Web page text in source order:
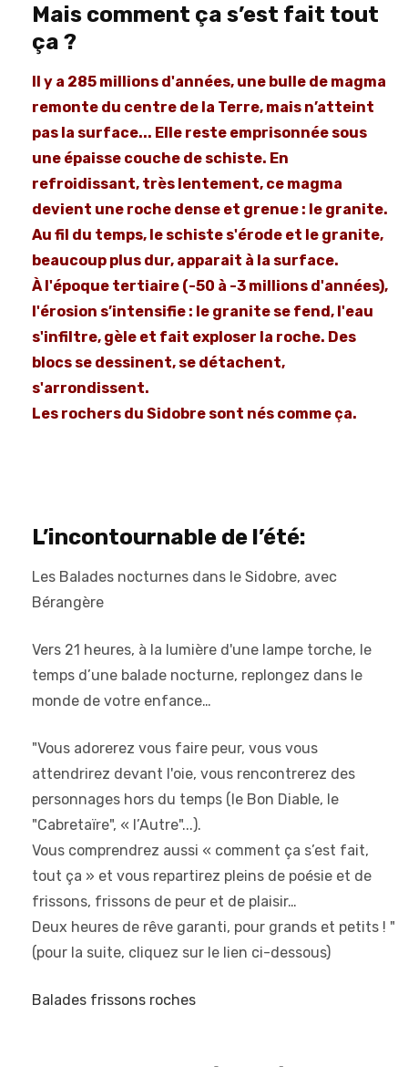
Mais comment ça s’est fait tout
ça ?
Il y a 285 millions d'années, une bulle de magma
remonte du centre de la Terre, mais n’atteint
pas la surface... Elle reste emprisonnée sous
une épaisse couche de schiste. En
refroidissant, très lentement, ce magma
devient une roche dense et grenue : le granite.
Au fil du temps, le schiste s'érode et le granite,
beaucoup plus dur, apparait à la surface.
À l'époque tertiaire (-50 à -3 millions d'années),
l'érosion s’intensifie : le granite se fend, l'eau
s'infiltre, gèle et fait exploser la roche. Des
blocs se dessinent, se détachent,
s'arrondissent.
Les rochers du Sidobre sont nés comme ça.
L’incontournable de l’été:
Les Balades nocturnes dans le Sidobre, avec
Bérangère
Vers 21 heures, à la lumière d'une lampe torche, le
temps d’une balade nocturne, replongez dans le
monde de votre enfance…
"Vous adorerez vous faire peur, vous vous
attendrirez devant l'oie, vous rencontrerez des
personnages hors du temps (le Bon Diable, le
"Cabretaïre", « l’Autre"...).
Vous comprendrez aussi « comment ça s’est fait,
tout ça » et vous repartirez pleins de poésie et de
frissons, frissons de peur et de plaisir…
Deux heures de rêve garanti, pour grands et petits ! "
(pour la suite, cliquez sur le lien ci-dessous)
Balades frissons roches